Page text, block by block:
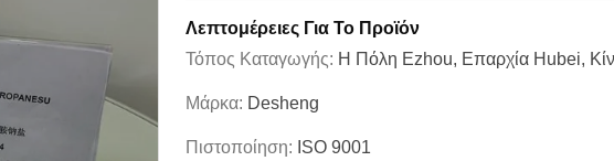
Λεπτομέρειες Για Το Προϊόν
Τόπος Καταγωγής: Η Πόλη Ezhou, Επαρχία Hubei,
Μάρκα: Desheng
Πιστοποίηση: ISO 9001